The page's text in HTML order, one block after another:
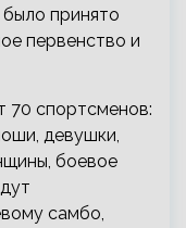
принято
первенство и
70 спортсменов:
девушки,
боевое
самбо,